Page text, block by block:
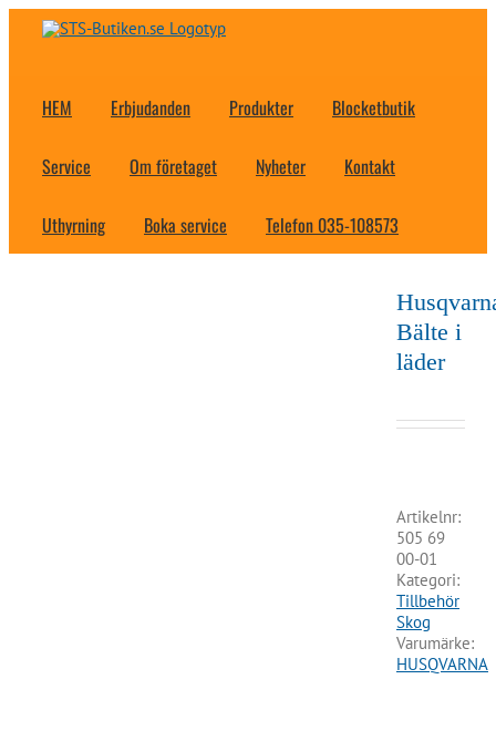
Fortsätt
HEM Erbjudanden Produkter Blocketbutik
Service Om företaget Nyheter Kontakt
Uthyrning Boka service Telefon 035-108573
Bälte i
läder
Artikelnr:
505 69
00-01
Kategori:
Tillbehör
Skog
Varumärke:
HUSQVARNA